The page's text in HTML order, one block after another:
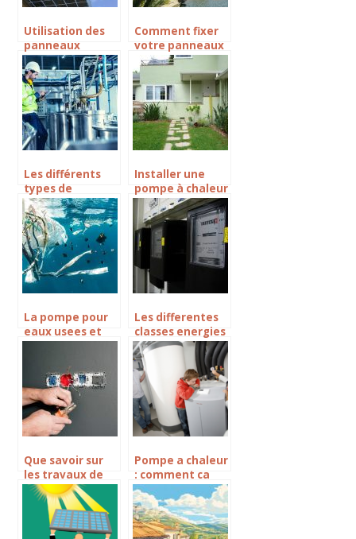
Utilisation des
panneaux
solaires
aujourd’hui.
Comment fixer
votre panneaux
solaire sur le toit
?
Les différents
types de
chaudières
électriques et
leurs modes de
consommation
Installer une
pompe à chaleur
pour un bien
être
économique :
ses avantages
La pompe pour
eaux usees et
l’importance de
Les differentes
classes energies
Que savoir sur
les travaux de
renovation
energetique ?
Pompe a chaleur
: comment ca
marche ?